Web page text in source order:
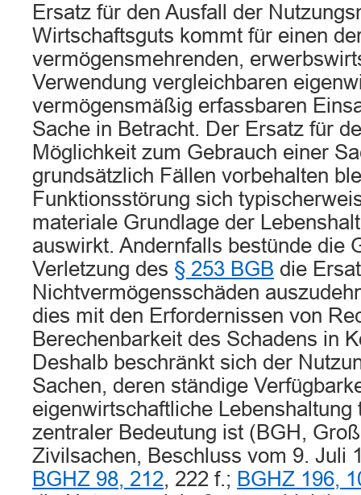
Ersatz für den Ausfall der
Wirtschaftsguts kommt für einen
vermögensmehrenden,
Verwendung vergleichbaren
vermögensmäßig erfassbaren
Sache in Betracht. Der Ersatz für
Möglichkeit zum Gebrauch einer
grundsätzlich Fällen vorbehalten
Funktionsstörung sich
materiale Grundlage der
auswirkt. Andernfalls bestünde die
Verletzung des § 253 BGB die
Nichtvermögensschäden
dies mit den Erfordernissen von
Berechenbarkeit des Schadens in
Deshalb beschränkt sich der
Sachen, deren ständige
eigenwirtschaftliche
zentraler Bedeutung ist (BGH,
Zivilsachen, Beschluss vom 9. Juli
BGHZ 98, 212, 222 f.; BGHZ 196,